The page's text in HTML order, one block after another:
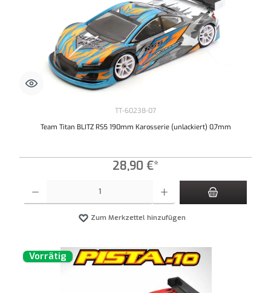
TT-60238-07
Team Titan BLITZ RS5 190mm Karosserie (unlackiert) 0,7mm
28,90 €*
Zum Merkzettel hinzufügen
Vorrätig